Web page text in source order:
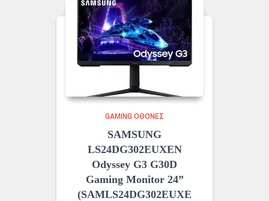
GAMING ΟΘΌΝΕΣ
SAMSUNG
LS24DG302EUXEN
Odyssey G3 G30D
Gaming Monitor 24”
(SAMLS24DG302EUXE